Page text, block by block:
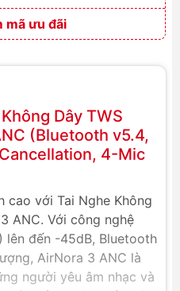
mã ưu đãi
Dây TWS
(Bluetooth v5.4,
4-Mic
cao với Tai Nghe Không
ANC. Với công nghệ
lên đến -45dB, Bluetooth
AirNora 3 ANC là
người yêu âm nhạc và